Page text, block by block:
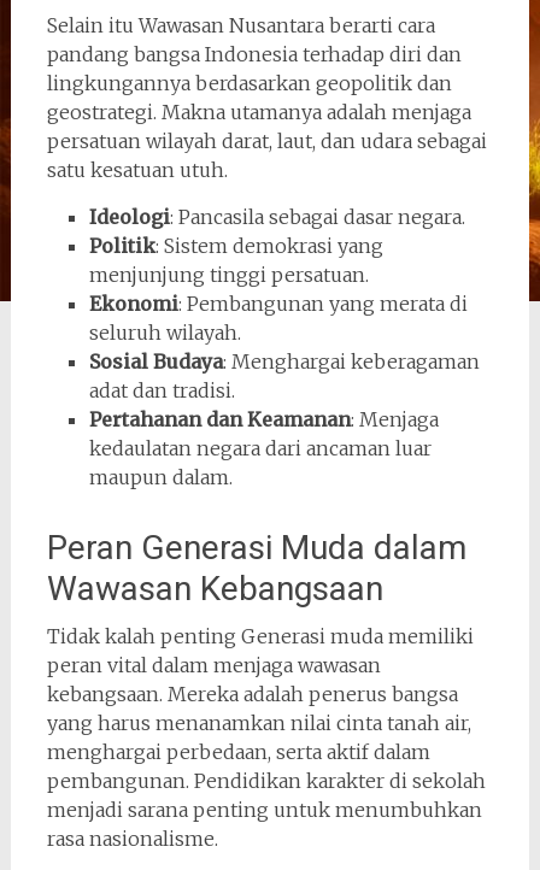
Selain itu Wawasan Nusantara berarti cara
pandang bangsa Indonesia terhadap diri dan
lingkungannya berdasarkan geopolitik dan
geostrategi. Makna utamanya adalah menjaga
persatuan wilayah darat, laut, dan udara sebagai
satu kesatuan utuh.
Ideologi: Pancasila sebagai dasar negara.
Politik: Sistem demokrasi yang
menjunjung tinggi persatuan.
Ekonomi: Pembangunan yang merata di
seluruh wilayah.
Sosial Budaya: Menghargai keberagaman
adat dan tradisi.
Pertahanan dan Keamanan: Menjaga
kedaulatan negara dari ancaman luar
maupun dalam.
Peran Generasi Muda dalam
Wawasan Kebangsaan
Tidak kalah penting Generasi muda memiliki
peran vital dalam menjaga wawasan
kebangsaan. Mereka adalah penerus bangsa
yang harus menanamkan nilai cinta tanah air,
menghargai perbedaan, serta aktif dalam
pembangunan. Pendidikan karakter di sekolah
menjadi sarana penting untuk menumbuhkan
rasa nasionalisme.